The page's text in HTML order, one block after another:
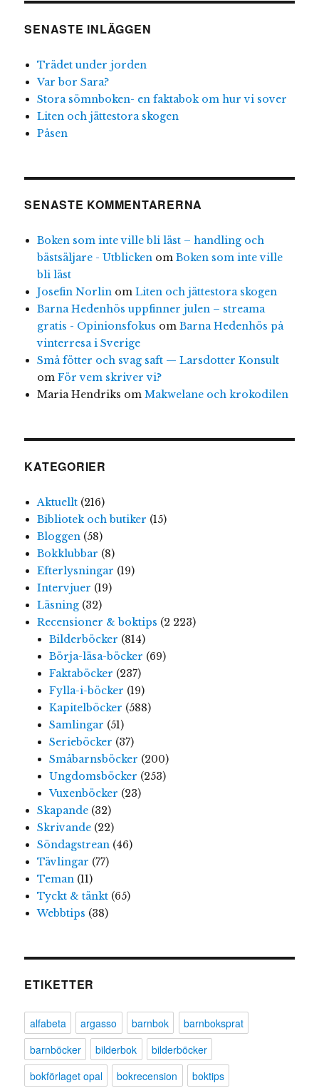
SENASTE INLÄGGEN
Trädet under jorden
Var bor Sara?
Stora sömnboken- en faktabok om hur vi sover
Liten och jättestora skogen
Påsen
SENASTE KOMMENTARERNA
Boken som inte ville bli läst – handling och
bästsäljare - Utblickenom Boken som inte ville
bli läst
Josefin Norlinom Liten och jättestora skogen
Barna Hedenhös uppfinner julen – streama
gratis - Opinionsfokus om Barna Hedenhös på
vinterresa i Sverige
Små fötter och svag saft — Larsdotter Konsult
om För vem skriver vi?
Maria Hendriks om Makwelane och krokodilen
KATEGORIER
Aktuellt(216)
Bibliotek och butiker (15)
Bloggen(58)
Bokklubbar (8)
Efterlysningar (19)
Intervjuer (19)
Läsning(32)
Recensioner & boktips (2 223)
Bilderböcker (814)
Börja-läsa-böcker (69)
Faktaböcker (237)
Fylla-i-böcker (19)
Kapitelböcker (588)
Samlingar (51)
Serieböcker (37)
Småbarnsböcker (200)
Ungdomsböcker (253)
Vuxenböcker (23)
Skapande(32)
Skrivande(22)
Söndagstrean(46)
Tävlingar (77)
Teman(11)
Tyckt & tänkt(65)
Webbtips (38)
ETIKETTER
alfabeta argasso barnbok
barnboksprat
barnböcker
bilderbok
bilderböcker
bokförlaget opal
bokrecension
boktips